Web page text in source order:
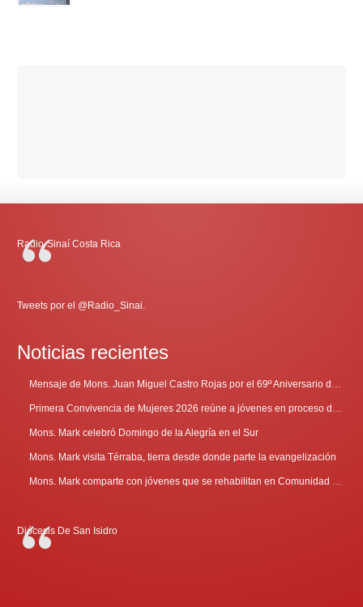
Radio-Sinaí Costa Rica
Tweets por el @Radio_Sinai.
Noticias recientes
Mons. Mark celebró Domingo de la Alegría en el Sur
Mons. Mark visita Térraba, tierra desde donde parte la evangelización
Diócesis De San Isidro